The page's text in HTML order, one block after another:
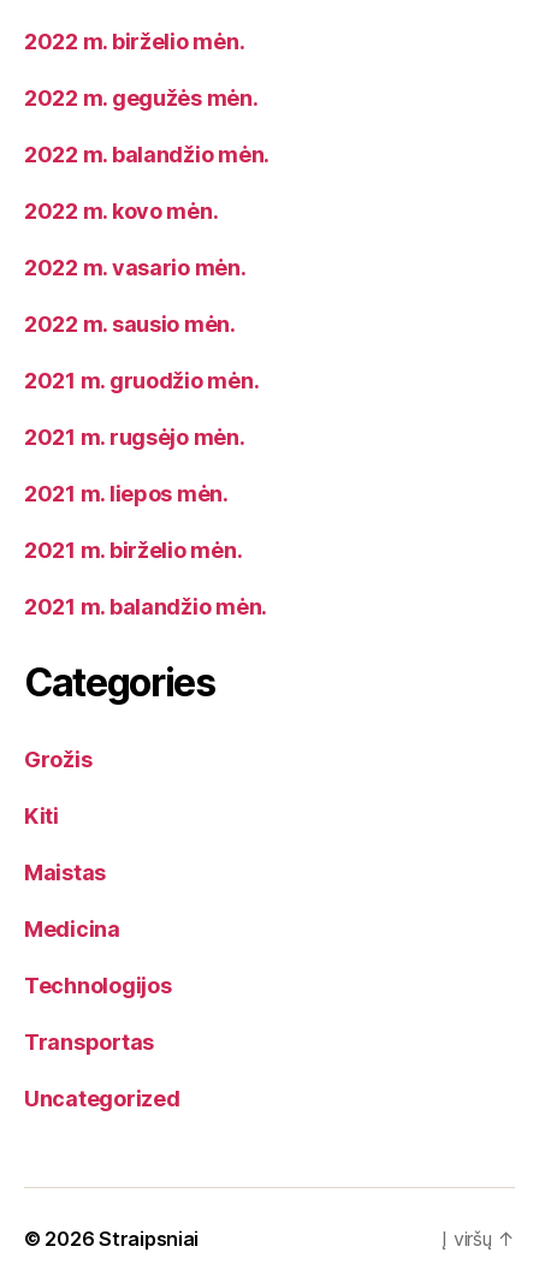
2022 m. birželio mėn.
2022 m. gegužės mėn.
2022 m. balandžio mėn.
2022 m. kovo mėn.
2022 m. vasario mėn.
2022 m. sausio mėn.
2021 m. gruodžio mėn.
2021 m. rugsėjo mėn.
2021 m. liepos mėn.
2021 m. birželio mėn.
2021 m. balandžio mėn.
Categories
Grožis
Kiti
Maistas
Medicina
Technologijos
Transportas
Uncategorized
© 2026Straipsniai Į viršų ↑